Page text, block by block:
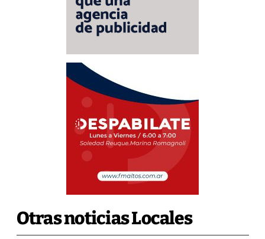
Otras noticias Locales